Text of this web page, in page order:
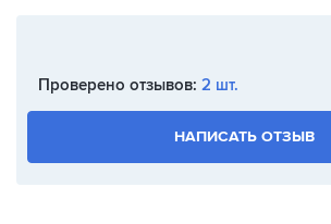
Проверено отзывов: 2 шт.
НАПИСАТЬ ОТЗЫВ